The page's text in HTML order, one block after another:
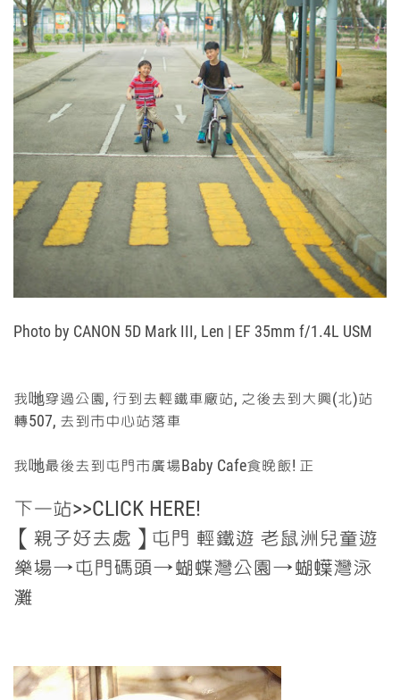
Photo by CANON 5D Mark III, Len | EF 35mm f/1.4L USM
我哋穿過公園, 行到去輕鐵車廠站, 之後去到大興(北)站
轉507, 去到巿中心站落車
我哋最後去到屯門巿廣場Baby Cafe食晚飯! 正
下一站>>CLICK HERE!
【親子好去處】屯門 輕鐵遊 老鼠洲兒童遊
樂場→屯門碼頭→蝴蝶灣公園→蝴蠂灣泳
灘